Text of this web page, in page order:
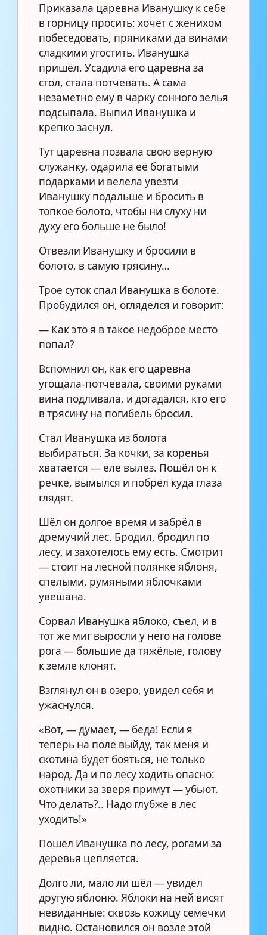
Приказала царевна Иванушку к себе
в горницу просить: хочет с женихом
побеседовать, пряниками да винами
сладкими угостить. Иванушка
пришёл. Усадила его царевна за
стол, стала потчевать. А сама
незаметно ему в чарку сонного зелья
подсыпала. Выпил Иванушка и
крепко заснул.
Тут царевна позвала свою верную
служанку, одарила её богатыми
подарками и велела увезти
Иванушку подальше и бросить в
топкое болото, чтобы ни слуху ни
духу его больше не было!
Отвезли Иванушку и бросили в
болото, в самую трясину…
Трое суток спал Иванушка в болоте.
Пробудился он, огляделся и говорит:
— Как это я в такое недоброе место
попал?
Вспомнил он, как его царевна
угощала-потчевала, своими руками
вина подливала, и догадался, кто его
в трясину на погибель бросил.
Стал Иванушка из болота
выбираться. За кочки, за коренья
хватается — еле вылез. Пошёл он к
речке, вымылся и побрёл куда глаза
глядят.
Шёл он долгое время и забрёл в
дремучий лес. Бродил, бродил по
лесу, и захотелось ему есть. Смотрит
— стоит на лесной полянке яблоня,
спелыми, румяными яблочками
увешана.
Сорвал Иванушка яблоко, съел, и в
тот же миг выросли у него на голове
рога — большие да тяжёлые, голову
к земле клонят.
Взглянул он в озеро, увидел себя и
ужаснулся.
«Вот, — думает, — беда! Если я
теперь на поле выйду, так меня и
скотина будет бояться, не только
народ. Да и по лесу ходить опасно:
охотники за зверя примут — убьют.
Что делать?.. Надо глубже в лес
уходить!»
Пошёл Иванушка по лесу, рогами за
деревья цепляется.
Долго ли, мало ли шёл — увидел
другую яблоню. Яблоки на ней висят
невиданные: сквозь кожицу семечки
видно. Остановился он возле этой